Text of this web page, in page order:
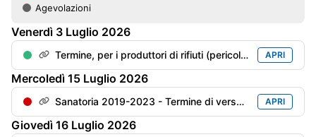
Agevolazioni
Venerdì 3 Luglio 2026
Termine, per i produttori di rifiuti (pericolosi o meno), per l'invio della "Dichiarazioni ambientale" (mod. MUD) con riferimento all'anno precedente APRI
Mercoledì 15 Luglio 2026
Sanatoria 2019-2023 - Termine di versamento della 5° rata APRI
Giovedì 16 Luglio 2026